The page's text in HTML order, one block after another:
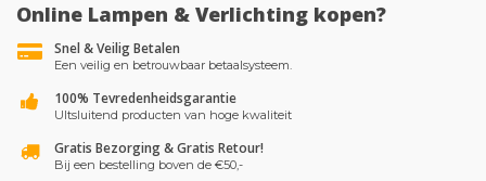
Online Lampen & Verlichting kopen?
Snel & Veilig Betalen
Een veilig en betrouwbaar betaalsysteem.
100% Tevredenheidsgarantie
UItsluitend producten van hoge kwaliteit
Gratis Bezorging & Gratis Retour!
Bij een bestelling boven de €50,-